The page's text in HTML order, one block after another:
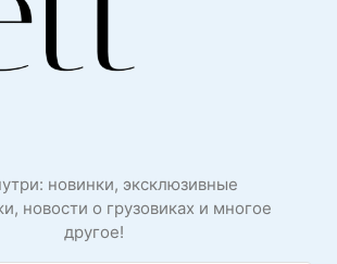
новинки, эксклюзивные
новости о грузовиках и многое
другое!